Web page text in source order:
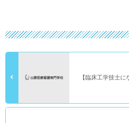
【臨床工学技士